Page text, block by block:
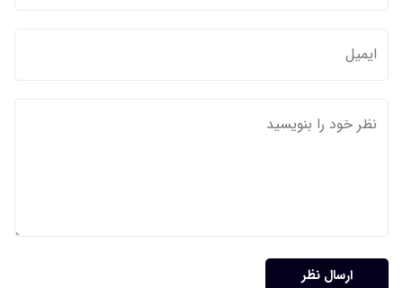
ارسال نظر